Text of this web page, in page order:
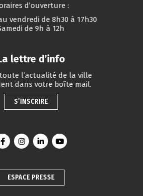
d’ouverture :
vendredi de 8h30 à 17h30
de 9h à 12h
lettre d’info
toute l’actualité de la ville
dans votre boîte mail.
S’INSCRIRE
Lien vers le compte Facebook
Lien vers le compte Instagram
Lien vers le compte Linkedin
Lien vers la chaîne
ESPACE PRESSE